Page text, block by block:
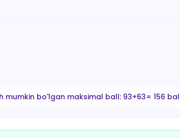
mumkin bo'lgan maksimal ball: 93+63= 156